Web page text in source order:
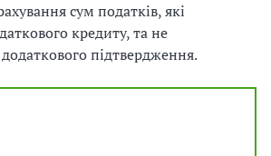
сум податків, які
кредиту, та не
підтвердження.